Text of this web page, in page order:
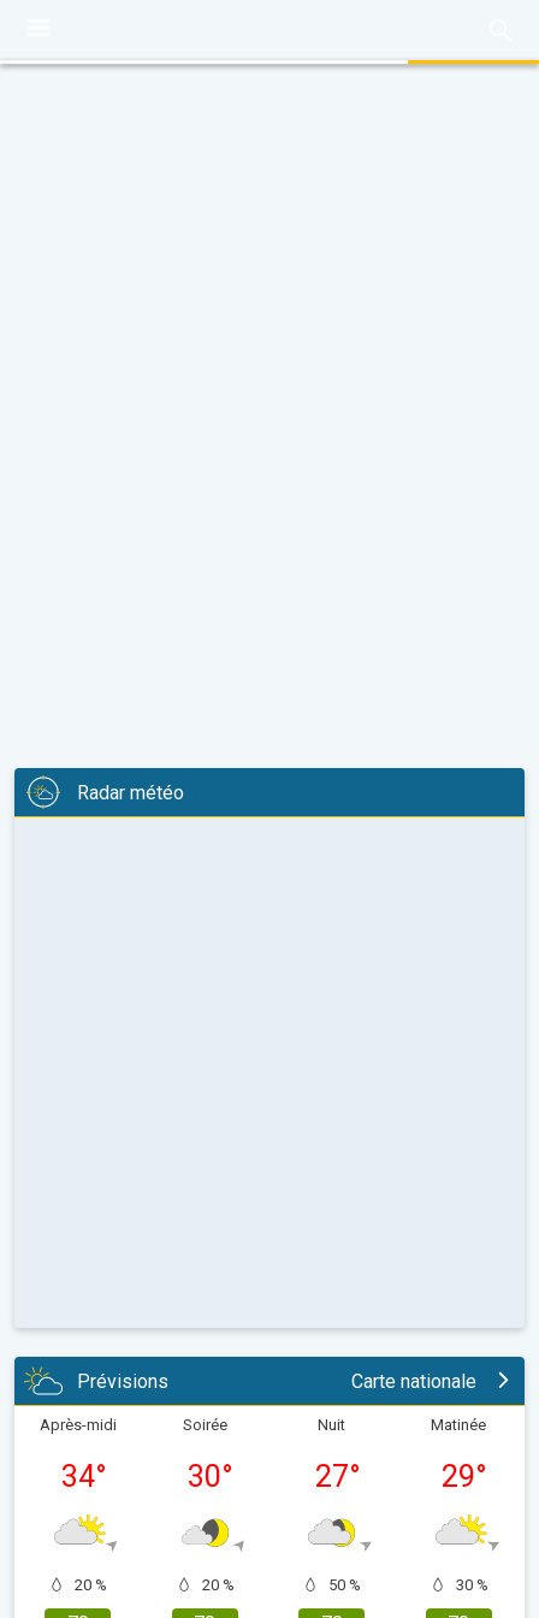
Radar météo
Prévisions Carte nationale
Après-midi
34°
20 %
Soirée
30°
20 %
Nuit
27°
50 %
Matinée
29°
30 %